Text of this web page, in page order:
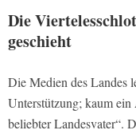
Die
geschieht
Die Medien des Landes
Unterstützung; kaum ein
beliebter Landesvater“.